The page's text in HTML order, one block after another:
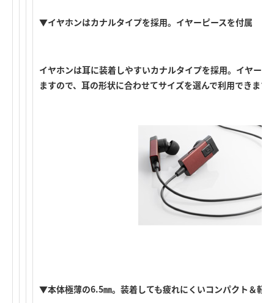
▼イヤホンはカナルタイプを採用。イヤーピースを付属
イヤホンは耳に装着しやすいカナルタイプを採用。イヤー
ますので、耳の形状に合わせてサイズを選んで利用できます
▼本体極薄の6.5㎜。装着しても疲れにくいコンパクト＆軽